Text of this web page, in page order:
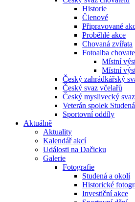
Historie
Členové
Připravované
Proběhlé akce
Chovaná zvířata
Fotoalba
Místní
Místní
Český zahrádkářský
Český svaz včelařů
Český myslivecký svaz
Veterán spolek Studená
Sportovní oddíly
Aktuálně
Aktuality
Kalendář akcí
Události na Dačicku
Galerie
Fotografie
Studená a okolí
Historické
Investiční akce